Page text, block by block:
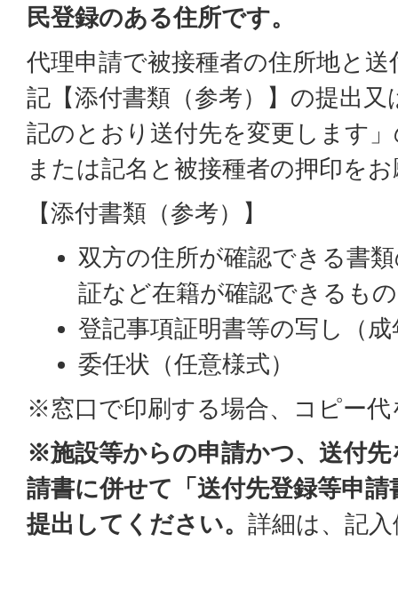
民登録のある住所です。
代理申請で被接種者の住所地と
記【添付書類（参考）】の提出
記のとおり送付先を変更します
または記名と被接種者の押印を
【添付書類（参考）】
双方の住所が確認できる書
証など在籍が確認できるも
登記事項証明書等の写し（
委任状（任意様式）
※窓口で印刷する場合、コピー
※施設等からの申請かつ、送付
請書に併せて「送付先登録等申
提出してください。 詳細は、記